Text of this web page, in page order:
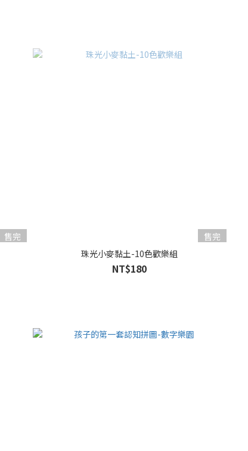
售完
售完
珠光小麥黏土-10色歡樂組
NT$180